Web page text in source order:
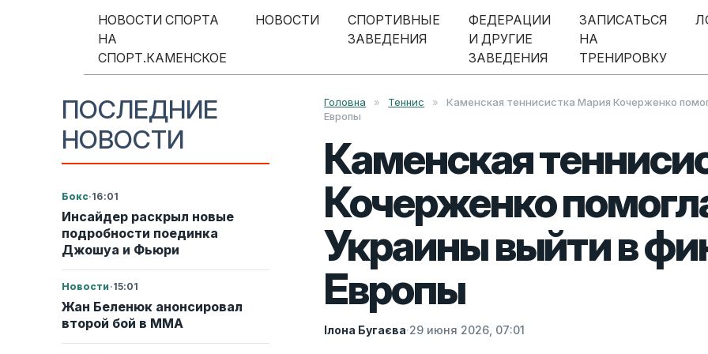
Перейти к содержимому
Меню навигации
НОВОСТИ СПОРТА
НА
СПОРТ.КАМЕНСКОЕ
НОВОСТИ
СПОРТИВНЫЕ
ЗАВЕДЕНИЯ
ФЕДЕРАЦИИ
И ДРУГИЕ
ЗАВЕДЕНИЯ
ЗАПИСАТЬСЯ
НА
ТРЕНИРОВКУ
ПОСЛЕДНИЕ
НОВОСТИ
Бокс·16:01
Инсайдер раскрыл новые
подробности поединка
Джошуа и Фьюри
Новости ·15:01
Жан Беленюк анонсировал
второй бой в ММА
Головна » Теннис »
Каменская теннисистка Мария Кочерженко
Европы
Каменская
Кочерженко
Украины выйти в
Европы
Ілона Бугаєва·29 июня 2026, 07:01